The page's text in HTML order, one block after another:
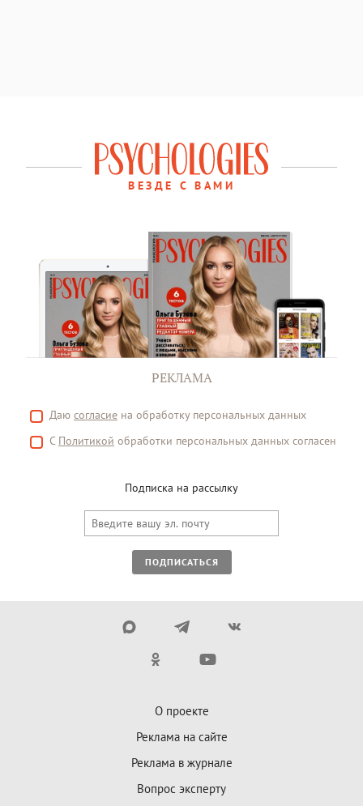
ВЕЗДЕ С ВАМИ
РЕКЛАМА
Даю согласие на обработку персональных данных
С Политикой обработки персональных данных согласен
Подписка на рассылку
ПОДПИСАТЬСЯ
О проекте
Реклама на сайте
Реклама в журнале
Вопрос эксперту